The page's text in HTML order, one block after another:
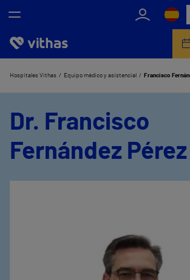
Nosotros
Hospitales Vithas Equipo médico y asistencial Francisco
Dr. Francisco
Fernández Pérez